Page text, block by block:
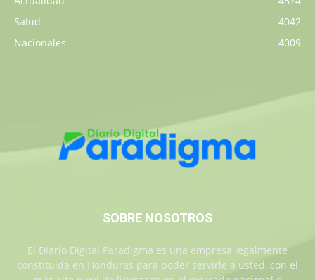
Salud
4042
Nacionales
4009
SOBRE NOSOTROS
El Diario Digital Paradigma es una empresa legalmente
constituida en Honduras para poder servirle a usted, con el